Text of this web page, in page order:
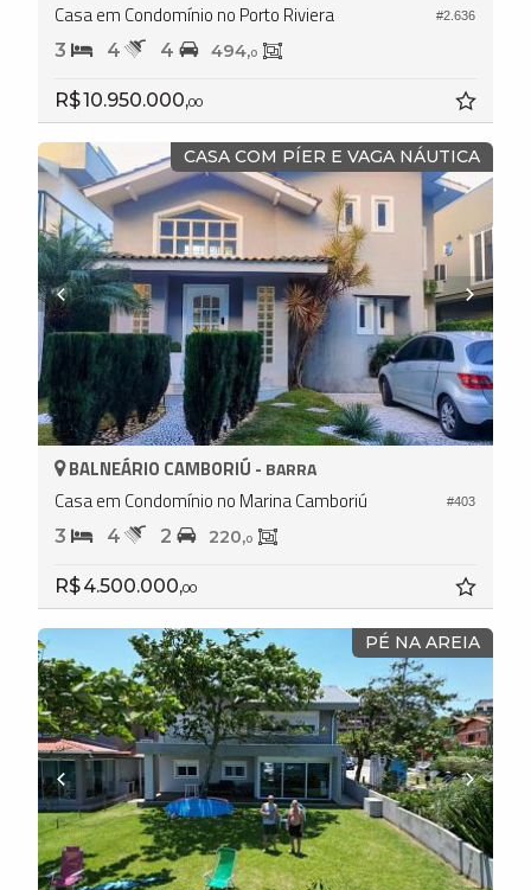
#2.636
Casa em Condomínio no Porto Riviera
3 4 4 494,0
R$ 10.950.000,00
CASA COM PÍER E VAGA NÁUTICA
#403
BALNEÁRIO CAMBORIÚ - BARRA
Casa em Condomínio no Marina Camboriú
3 4 2 220,0
R$ 4.500.000,00
PÉ NA AREIA